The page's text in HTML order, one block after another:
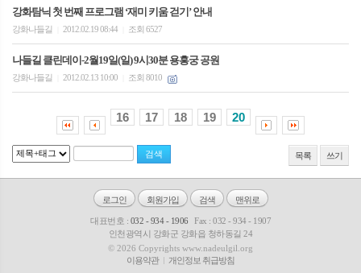
강화탐닉 첫 번째 프로그램 ‘재미 키움 걷기’ 안내
강화나들길 2012.02.19 08:44 조회 6527
나들길 클린데이-2월19일(일) 9시30분 용흥궁 공원
강화나들길 2012.02.13 10:00 조회 8010
16 17 18 19 20
목록 쓰기
로그인 회원가입 검색 맨위로
대표번호 : 032 - 934 - 1906
Fax : 032 - 934 - 1907
인천광역시 강화군 강화읍 청하동길 24
© 2026 Copyrights www.nadeulgil.org
이용약관
개인정보 취급방침